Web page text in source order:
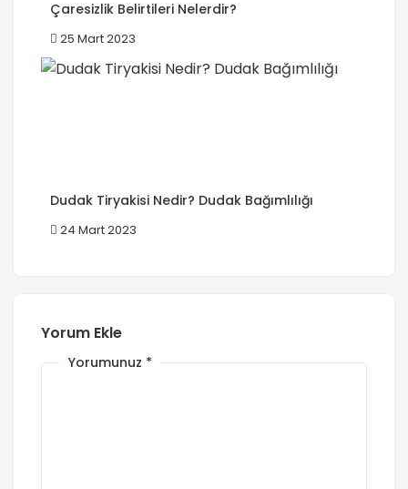
Çaresizlik Belirtileri Nelerdir?
25 Mart 2023
Dudak Tiryakisi Nedir? Dudak Bağımlılığı
24 Mart 2023
Yorum Ekle
Yorumunuz *